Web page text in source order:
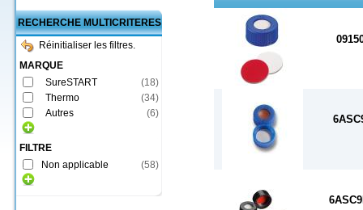
RECHERCHE MULTICRITERES
Réinitialiser les filtres.
MARQUE
SureSTART
(18)
Thermo
(34)
Autres
(6)
FILTRE
Non applicable
(58)